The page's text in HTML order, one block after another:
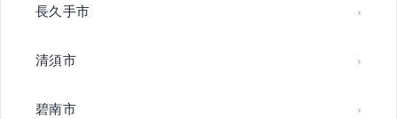
長久手市
清須市
碧南市